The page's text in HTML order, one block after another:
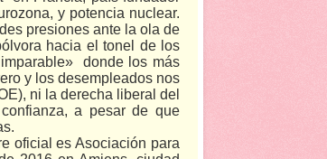
y potencia nuclear.
presiones ante la ola de
hacia el tonel de los
donde los más
y los desempleados nos
ni la derecha liberal del
a pesar de que
oficial esAsociación para